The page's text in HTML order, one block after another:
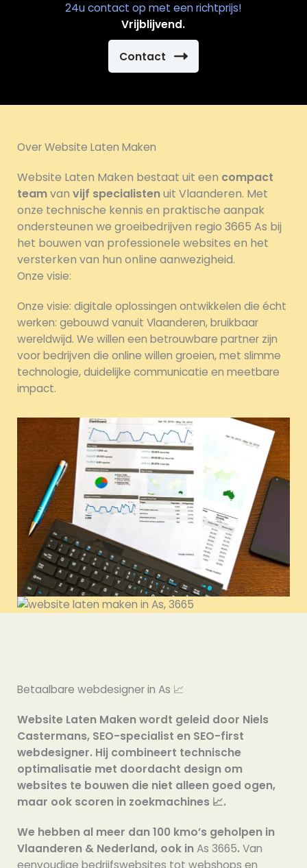
24u contact op met een richtprijs!
Vrijblijvend.
Contact
Over Website Laten Maken
Website Laten Maken bestaat uit een compact
teamvan vijf specialistenuit Vlaanderen. Met
onze technische kennis en praktische aanpak
ondersteunen we groeibedrijven regio 3665 As bij
het bouwen van professionele websites en het
versterken van hun online aanwezigheid.
Onze visie:
Onze visie: digitale oplossingen ontwikkelen die écht
werken: gebouwd vanuit Vlaanderen, bruikbaar
wereldwijd. We willen een betrouwbare partner zijn
voor bedrijven die online willen groeien, met slimme
technologie, duidelijke communicatie en meetbare
impact.
Betaalbare webdesigner in As 📈
Website Laten Maken wordt geleid door Niels
Castermans, SEO-specialist en SEO-first
webdesigner. Hij combineert technische
optimalisatie met doordacht design om
websites te bouwen die niet alleen goed ogen,
maar ook scoren in zoekmachines 📈.
We hebben al meer dan 100 kmo’s geholpen in
Vlaanderen & Nederland, ook inAs 3665. Van
eenvoudige bedrijfswebsites tot webshops en